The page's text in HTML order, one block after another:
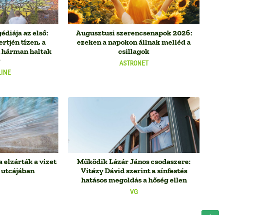
az első:
tízen, a
haltak
ASTRONET
Augusztusi szerencsenapok 2026:
ezeken a napokon állnak melléd a
csillagok
elzárták a vizet
VG
Működik Lázár János csodaszere:
Vitézy Dávid szerint a sínfestés
hatásos megoldás a hőség ellen